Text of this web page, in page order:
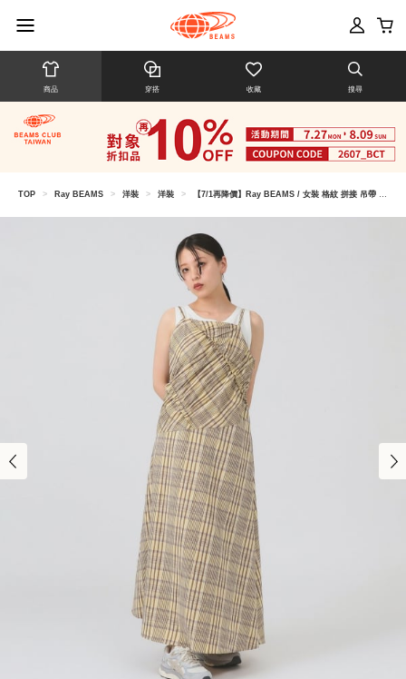
商品 穿搭 收藏 搜尋
TOP > Ray BEAMS > 洋裝 > 洋裝 > 【7/1再降價】Ray BEAMS / 女裝 格紋 拼接 吊帶 洋裝